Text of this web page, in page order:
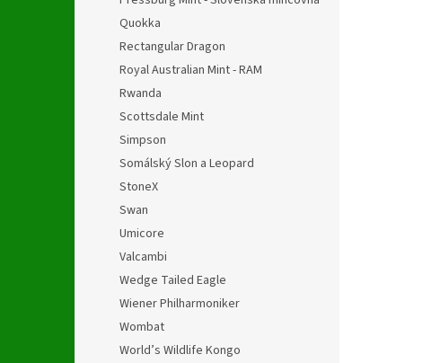
Quokka
Rectangular Dragon
Royal Australian Mint - RAM
Rwanda
Scottsdale Mint
Simpson
Somálský Slon a Leopard
StoneX
Swan
Umicore
Valcambi
Wedge Tailed Eagle
Wiener Philharmoniker
Wombat
World’s Wildlife Kongo